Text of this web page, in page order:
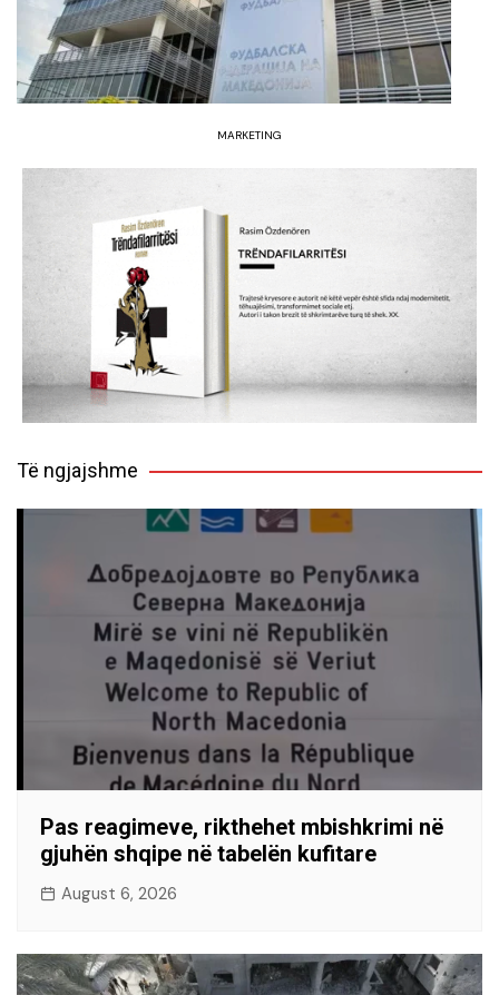
MARKETING
Të ngjajshme
Pas reagimeve, rikthehet mbishkrimi në
gjuhën shqipe në tabelën kufitare
August 6, 2026